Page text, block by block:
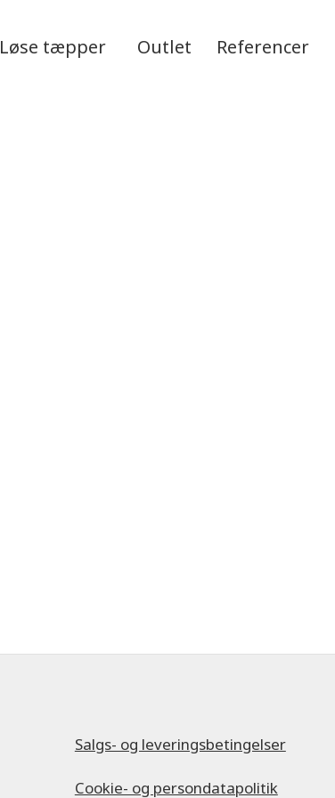
Løse tæpper Outlet Referencer
Salgs- og leveringsbetingelser
Cookie- og persondatapolitik